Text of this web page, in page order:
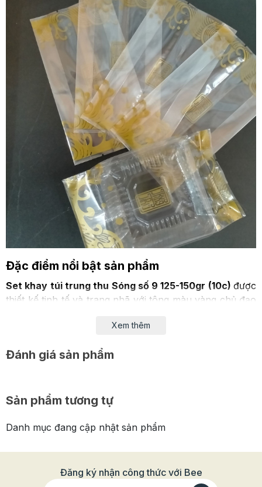
Đặc điểm nổi bật sản phẩm
Set khay túi trung thu Sóng số 9 125-150gr (10c) được
thiết kế tinh tế và trang nhã với tông màu vàng chủ đạo
trung thu có trọng lượng 125-150g. Với chất liệu là nilon
Sản phẩm có giá thành rẻ, phù hợp để đựng bánh biếu
Xem thêm
Đánh giá sản phẩm
Sản phẩm tương tự
Danh mục đang cập nhật sản phẩm
Đăng ký nhận công thức với Bee